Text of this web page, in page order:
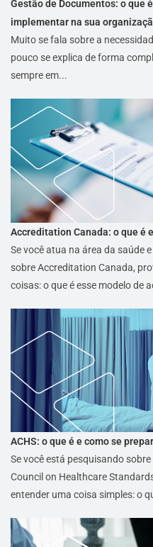
Gestão de Documentos: o que
implementar na sua
Muito se fala sobre a
pouco se explica de forma
sempre em...
Accreditation Canada: o que é
Se você atua na área da saúde
sobre Accreditation Canada,
coisas: o que é esse modelo de
ACHS: o que é e como se
Se você está pesquisando
Council on Healthcare
entender uma coisa simples: o